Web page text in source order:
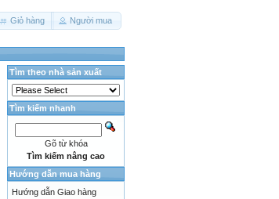
Giỏ hàng Người mua
Tìm theo nhà sản xuất
Tìm kiếm nhanh
Gõ từ khóa
Tìm kiếm nâng cao
Hướng dẫn mua hàng
Hướng dẫn Giao hàng